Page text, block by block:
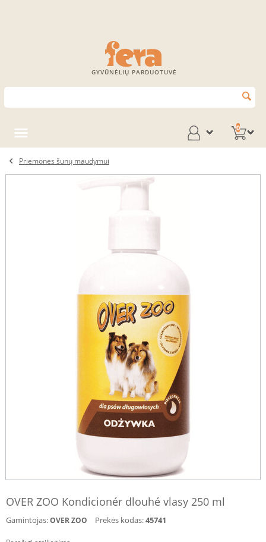
GYVŪNĖLIŲ PARDUOTUVĖ
0
Priemonės šunų maudymui
OVER ZOO Kondicionér dlouhé vlasy 250 ml
Gamintojas:OVER ZOO Prekės kodas:45741